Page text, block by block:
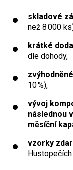
skladové
než 8 000
krátké
dle dohody,
10 %),
vývoj
následnou
měsíční
vzorky
Hustopečích